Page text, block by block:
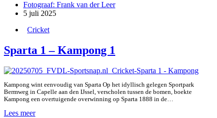
–
HBS
Fotograaf: Frank van der Leer
5 juli 2025
Cricket
Sparta 1 – Kampong 1
Kampong wint eenvoudig van Sparta Op het idyllisch gelegen Sportpark
Bermweg in Capelle aan den IJssel, verscholen tussen de bomen, boekte
Kampong een overtuigende overwinning op Sparta 1888 in de…
Lees meerSparta